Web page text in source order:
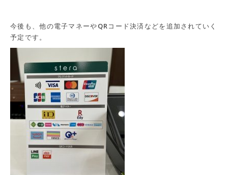
今後も、他の電子マネーやQRコード決済などを追加されていく
予定です。